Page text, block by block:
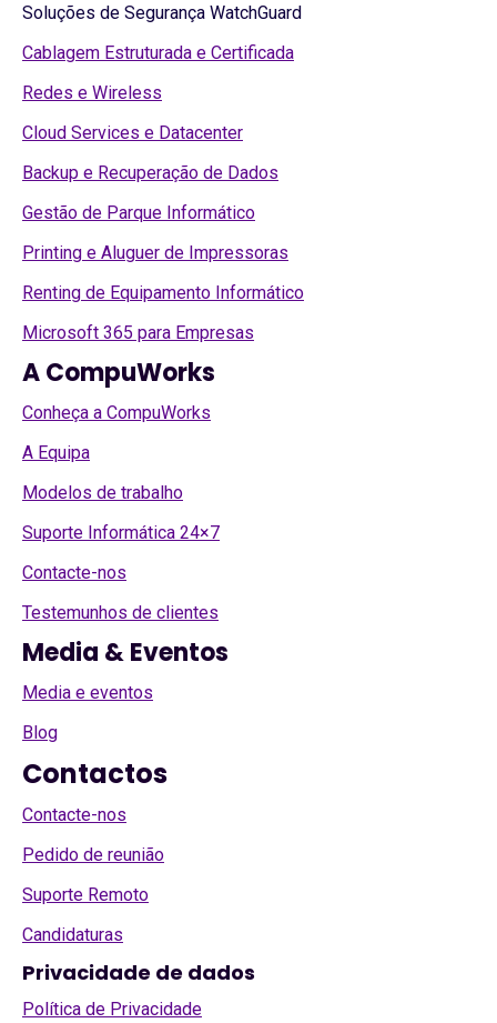
Soluções de Segurança WatchGuard
Cablagem Estruturada e Certificada
Redes e Wireless
Cloud Services e Datacenter
Backup e Recuperação de Dados
Gestão de Parque Informático
Printing e Aluguer de Impressoras
Renting de Equipamento Informático
Microsoft 365 para Empresas
A CompuWorks
Conheça a CompuWorks
A Equipa
Modelos de trabalho
Suporte Informática 24×7
Contacte-nos
Testemunhos de clientes
Media & Eventos
Media e eventos
Blog
Contactos
Contacte-nos
Pedido de reunião
Suporte Remoto
Candidaturas
Privacidade de dados
Política de Privacidade